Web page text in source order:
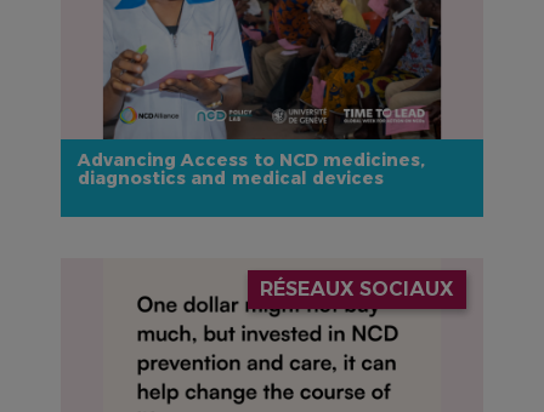
Advancing Access to NCD medicines,
diagnostics and medical devices
RÉSEAUX SOCIAUX